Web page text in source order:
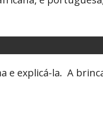
e explicá-la. A